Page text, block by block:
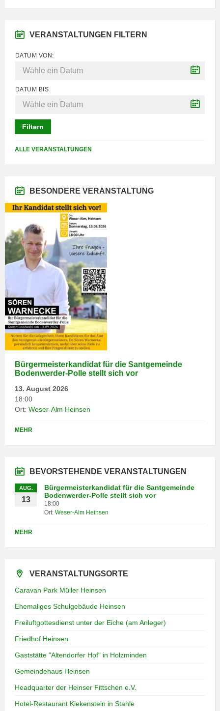
VERANSTALTUNGEN FILTERN
DATUM VON:
DATUM BIS
Filtern
ALLE VERANSTALTUNGEN
BESONDERE VERANSTALTUNG
Bürgermeisterkandidat für die Santgemeinde
Bodenwerder-Polle stellt sich vor
13. August 2026
18:00
Ort: Weser-Alm Heinsen
MEHR
BEVORSTEHENDE VERANSTALTUNGEN
AUG.
13
Bürgermeisterkandidat für die Santgemeinde
Bodenwerder-Polle stellt sich vor
18:00
Ort: Weser-Alm Heinsen
MEHR
VERANSTALTUNGSORTE
Caravan Park Müller Heinsen
Ehemaliges Schulgebäude Heinsen
Freiluftgottesdienst unter der Eiche (am Anleger)
Friedhof Heinsen
Gaststätte "Altendorfer Hof" in Holzminden
Gemeindehaus Heinsen
Headquarter der Heinser Fittschen e.V.
Hotel-Restaurant Kiekenstein in Stahle